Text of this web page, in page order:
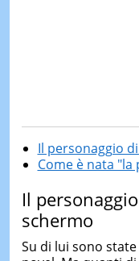
Il personaggio
Come è nata "la
Il
schermo
Su di lui sono